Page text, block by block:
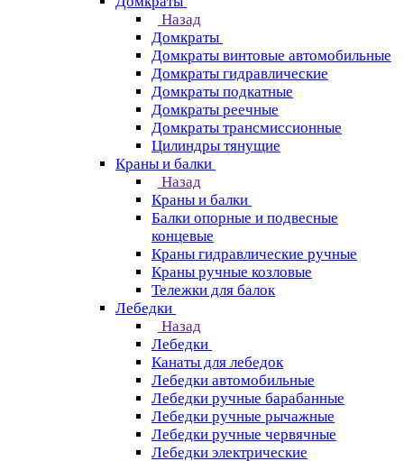
Назад
Домкраты
Домкраты винтовые автомобильные
Домкраты гидравлические
Домкраты подкатные
Домкраты реечные
Домкраты трансмиссионные
Цилиндры тянущие
Краны и балки
Назад
Краны и балки
Балки опорные и подвесные
концевые
Краны гидравлические ручные
Краны ручные козловые
Тележки для балок
Лебедки
Назад
Лебедки
Канаты для лебедок
Лебедки автомобильные
Лебедки ручные барабанные
Лебедки ручные рычажные
Лебедки ручные червячные
Лебедки электрические